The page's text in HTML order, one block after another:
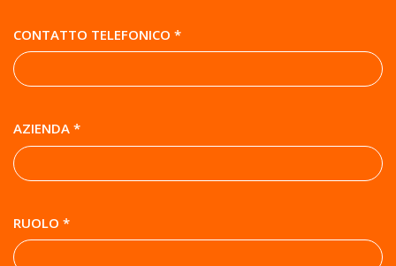
CONTATTO TELEFONICO *
AZIENDA *
RUOLO *